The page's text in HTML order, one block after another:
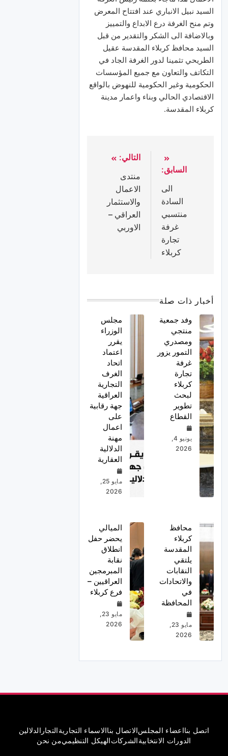
السيد نبيل الانباري عند افتتاح المعرض
وتم منح الغرفة درع الابداع والتمييز
وبالاضافة الى الشكر والتقدير من قبل
السيد محافظ كربلاء المقدسة عقيل
الطريحي تثمينا لدور الغرفة الجاد في
التكاتف والتعاون مع جميع المؤسسات
الحكومية وغير الحكومية للنهوض بالواقع
الاقتصادي الحالي وبناء واعمار مدينة
كربلاء المقدسة.
السابق:
الى
السادة
منتسبي
غرفة
تجارة
كربلاء
التالي:
منتدى
الاعمال
والاستثمار
العراقي –
الاوربي
أخبار ذات صلة
وفد جمعية
منتجي
ومصدري
التمور يزور
غرفة
تجارة
كربلاء
لبحث
تطوير
القطاع
يونيو 4,
2026
مجلس
الوزراء
يقرر
اعتماد
اتحاد
الغرف
التجارية
العراقية
جهة رقابية
على
اعمال
مهنة
الدلالية
العقارية
مايو 25,
2026
محافظ
كربلاء
المقدسة
يلتقي
النقابات
والاتحادات
في
المحافظة
مايو 23,
2026
الميالي
يحضر حفل
انطلاق
نقابة
المبرمجين
العراقيين –
فرع كربلاء
مايو 23,
2026
اتصل بنااعضاء المجلسالاتصال بناالاسماء التجاريةالتجار الدلالين
الدورات الانتخابيةالشركاتالهيكل التنظيميمن نحن